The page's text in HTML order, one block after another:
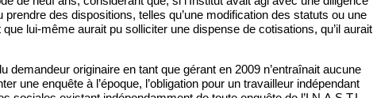
des dispositions, telles qu’une modification des statuts ou une
lui-même aurait pu solliciter une dispense de cotisations, qu’il aurait
demandeur originaire en tant que gérant en 2009 n’entraînait aucune
une enquête à l’époque, l’obligation pour un travailleur indépendant